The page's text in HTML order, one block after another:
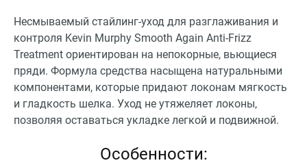
Несмываемый стайлинг-уход для разглаживания и
контроля Kevin Murphy Smooth Again Anti-Frizz
Treatment ориентирован на непокорные, вьющиеся
пряди. Формула средства насыщена натуральными
компонентами, которые придают локонам мягкость
и гладкость шелка. Уход не утяжеляет локоны,
позволяя оставаться укладке легкой и подвижной.
Особенности: